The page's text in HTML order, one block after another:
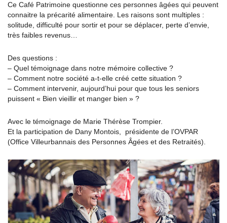
Ce Café Patrimoine questionne ces personnes âgées qui peuvent
connaitre la précarité alimentaire. Les raisons sont multiples :
solitude, difficulté pour sortir et pour se déplacer, perte d’envie,
très faibles revenus…
Des questions :
– Quel témoignage dans notre mémoire collective ?
– Comment notre société a-t-elle créé cette situation ?
– Comment intervenir, aujourd’hui pour que tous les seniors
puissent « Bien vieillir et manger bien » ?
Avec le témoignage de Marie Thérèse Trompier.
Et la participation de Dany Montois, présidente de l’OVPAR
(Office Villeurbannais des Personnes Âgées et des Retraités).